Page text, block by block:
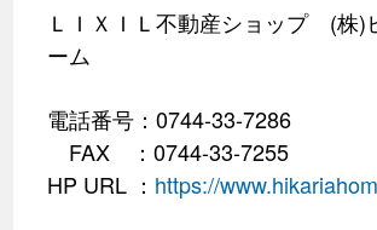
ＬＩＸＩＬ不動産ショップ (株)
ーム
電話番号：0744-33-7286
FAX ：0744-33-7255
HP URL ： https://